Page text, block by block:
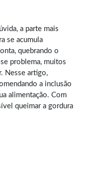
a parte mais
se acumula
quebrando o
problema, muitos
Nesse artigo,
a inclusão
alimentação. Com
queimar a gordura